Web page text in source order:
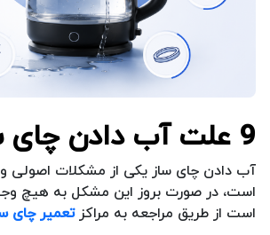
9 علت آب دادن چای ساز
آب دادن چای ساز یکی از مشکلات اصولی
است، در صورت بروز این مشکل به هیچ وجه
است از طریق مراجعه به مراکزتعمیر چای